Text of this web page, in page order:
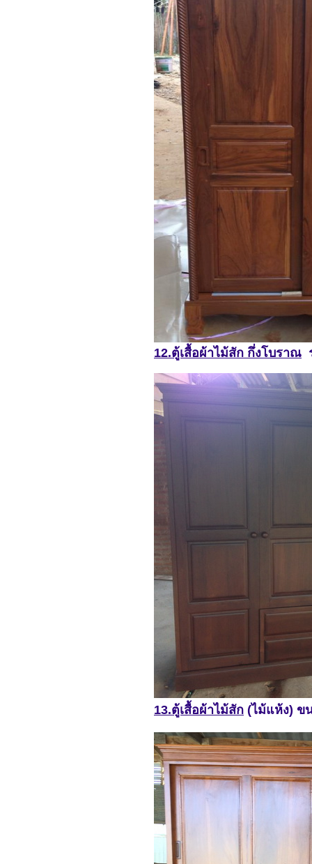
12.ตู้เสื้อผ้าไม้สัก กึ่งโบราณ
13.ตู้เสื้อผ้าไม้สัก (ไม้แห้ง) ข